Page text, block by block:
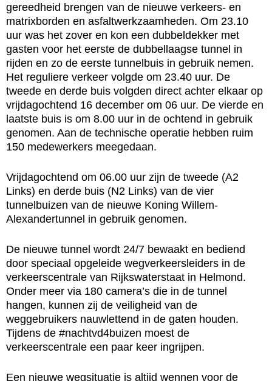
gereedheid brengen van de nieuwe verkeers- en
matrixborden en asfaltwerkzaamheden. Om 23.10
uur was het zover en kon een dubbeldekker met
gasten voor het eerste de dubbellaagse tunnel in
rijden en zo de eerste tunnelbuis in gebruik nemen.
Het reguliere verkeer volgde om 23.40 uur. De
tweede en derde buis volgden direct achter elkaar op
vrijdagochtend 16 december om 06 uur. De vierde en
laatste buis is om 8.00 uur in de ochtend in gebruik
genomen. Aan de technische operatie hebben ruim
150 medewerkers meegedaan.
Vrijdagochtend om 06.00 uur zijn de tweede (A2
Links) en derde buis (N2 Links) van de vier
tunnelbuizen van de nieuwe Koning Willem-
Alexandertunnel in gebruik genomen.
De nieuwe tunnel wordt 24/7 bewaakt en bediend
door speciaal opgeleide wegverkeersleiders in de
verkeerscentrale van Rijkswaterstaat in Helmond.
Onder meer via 180 camera’s die in de tunnel
hangen, kunnen zij de veiligheid van de
weggebruikers nauwlettend in de gaten houden.
Tijdens de #nachtvd4buizen moest de
verkeerscentrale een paar keer ingrijpen.
Een nieuwe wegsituatie is altijd wennen voor de